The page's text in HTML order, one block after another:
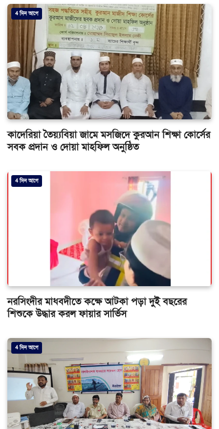
4 দিন আগে
কাদেরিয়া তৈয়্যবিয়া জামে মসজিদে কুরআন শিক্ষা কোর্সের
সবক প্রদান ও দোয়া মাহফিল অনুষ্ঠিত
4 দিন আগে
নরসিংদীর মাধবদীতে কক্ষে আটকা পড়া দুই বছরের
শিশুকে উদ্ধার করল ফায়ার সার্ভিস
4 দিন আগে